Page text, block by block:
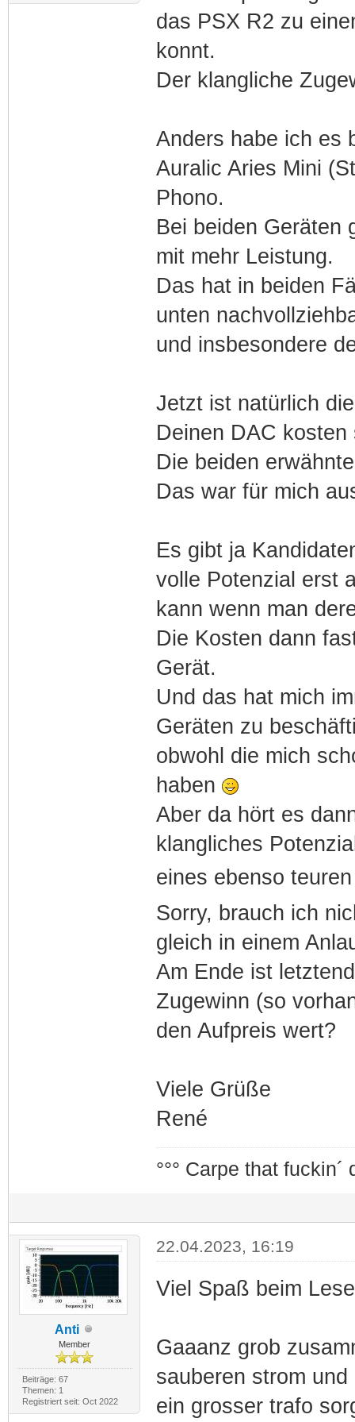
das PSX R2 zu
konnt.
Der klangliche
Anders habe ich es
Auralic Aries Mini
Phono.
Bei beiden Geräten
mit mehr Leistung.
Das hat in beiden
unten
und insbesondere
Jetzt ist natürlich
Deinen DAC kosten
Die beiden
Das war für mich
Es gibt ja
volle Potenzial erst
kann wenn man
Die Kosten dann
Gerät.
Und das hat mich
Geräten zu
obwohl die mich
haben
Aber da hört es
klangliches
eines ebenso
Sorry, brauch ich
gleich in einem
Am Ende ist
Zugewinn (so
den Aufpreis wert?
Viele Grüße
René
°°° Carpe that fuckin´
Anti
Member
Beiträge: 67
Themen: 1
Registriert seit: Oct 2022
22.04.2023, 16:19
Viel Spaß beim
Gaaanz grob
sauberen strom und
ein grosser trafo